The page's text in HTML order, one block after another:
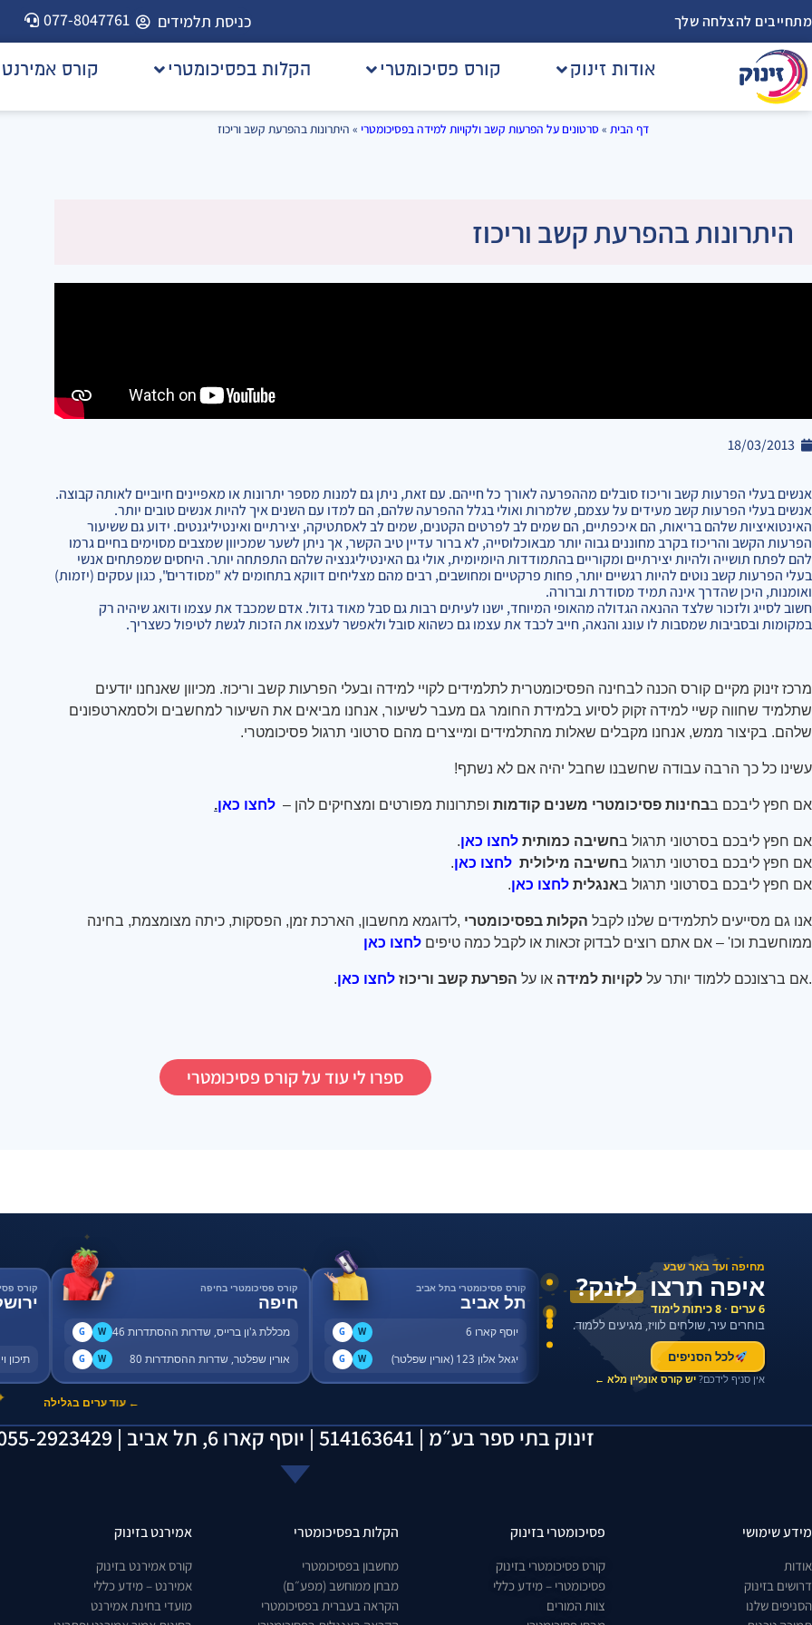
מתחייבים להצלחה שלך כניסת תלמידים 077-8047761
אודות זינוק קורס פסיכומטרי הקלות בפסיכומטרי קורס אמירנט
דף הבית »סרטונים על הפרעות קשב ולקויות למידה בפסיכומטרי » היתרונות בהפרעת קשב וריכוז
היתרונות בהפרעת קשב וריכוז
18/03/2013
אנשים בעלי הפרעות קשב וריכוז סובלים מההפרעה לאורך כל חייהם. עם זאת, ניתן גם למנות מספר יתרונות או מאפיינים חיוביים לאותה קבוצה.
אנשים בעלי הפרעות קשב מעידים על עצמם, שלמרות ואולי בגלל ההפרעה שלהם, הם למדו עם השנים איך להיות אנשים טובים יותר.
האינטואיציות שלהם בריאות, הם איכפתיים, הם שמים לב לפרטים הקטנים, שמים לב לאסתטיקה, יצירתיים ואינטיליגנטים. ידוע גם ששיעור
הפרעות הקשב והריכוז בקרב מחוננים גבוה יותר מבאוכלוסייה, לא ברור עדיין טיב הקשר, אך ניתן לשער שמכיוון שמצבים מסוימים בחיים גרמו
להם לפתח תושייה ולהיות יצירתיים ומקוריים בהתמודדות היומיומית, אולי גם האינטיליגנציה שלהם התפתחה יותר. היחסים שמפתחים אנשי
בעלי הפרעות קשב נוטים להיות רגשיים יותר, פחות פרקטיים ומחושבים, רבים מהם מצליחים דווקא בתחומים לא "מסודרים", כגון עסקים (יזמות)
ואומנות, היכן שהדרך אינה תמיד מסודרת וברורה.
חשוב לסייג ולזכור שלצד ההנאה הגדולה מהאופי המיוחד, ישנו לעיתים רבות גם סבל מאוד גדול. אדם שמכבד את עצמו ודואג שיהיה רק
במקומות ובסביבות שמסבות לו עונג והנאה, חייב לכבד את עצמו גם כשהוא סובל ולאפשר לעצמו את הזכות לגשת לטיפול כשצריך.
מרכז זינוק מקיים קורס הכנה לבחינה הפסיכומטרית לתלמידים לקויי למידה ובעלי הפרעות קשב וריכוז. מכיוון שאנחנו יודעים
שתלמיד שחווה קשיי למידה זקוק לסיוע בלמידת החומר גם מעבר לשיעור, אנחנו מביאים את השיעור למחשבים ולסמארטפונים
שלהם. בקיצור ממש, אנחנו מקבלים שאלות מהתלמידים ומייצרים מהם סרטוני תרגול פסיכומטרי.
עשינו כל כך הרבה עבודה שחשבנו שחבל יהיה אם לא נשתף!
אם חפץ ליבכם בבחינות פסיכומטרי משנים קודמות ופתרונות מפורטים ומצחיקים להן – לחצו כאן.
אם חפץ ליבכם בסרטוני תרגול בחשיבה כמותית לחצו כאן.
אם חפץ ליבכם בסרטוני תרגול בחשיבה מילולית לחצו כאן.
אם חפץ ליבכם בסרטוני תרגול באנגלית לחצו כאן.
אנו גם מסייעים לתלמידים שלנו לקבל הקלות בפסיכומטרי ,לדוגמא מחשבון, הארכת זמן, הפסקות, כיתה מצומצמת, בחינה
ממוחשבת וכו' – אם אתם רוצים לבדוק זכאות או לקבל כמה טיפים לחצו כאן
.אם ברצונכם ללמוד יותר על לקויות למידה או על הפרעת קשב וריכוז לחצו כאן.
ספרו לי עוד על קורס פסיכומטרי
✦
✦ מחיפה ועד באר שבע
איפה תרצו לזנק?
6 ערים · 8 כיתות לימוד
בוחרים עיר, שולחים לוויז, מגיעים ללמוד.
לכל הסניפים
אין סניף לידכם? יש קורס אונליין מלא ←
קורס פסיכומטרי בתל אביב
תל אביב
יוסף קארו 6 W
G
יגאל אלון 123 (אורין שפלטר) W
G
קורס פסיכומטרי בחיפה
חיפה
מכללת ג'ון ברייס, שדרות ההסתדרות 46 W
G
אורין שפלטר, שדרות ההסתדרות 80 W
G
קורס
תיכון ויצו,
← עוד ערים בגלילה
זינוק בתי ספר בע״מ | 514163641 | יוסף קארו 6, תל אביב | 055-2923429
מידע שימושי
אודות
דרושים בזינוק
הסניפים שלנו
פסיכומטרי בזינוק
קורס פסיכומטרי בזינוק
פסיכומטרי – מידע כללי
צוות המורים
הקלות בפסיכומטרי
מחשבון בפסיכומטרי
מבחן ממוחשב (מפע״ם)
הקראה בעברית בפסיכומטרי
אמירנט בזינוק
קורס אמירנט בזינוק
אמירנט – מידע כללי
מועדי בחינת אמירנט